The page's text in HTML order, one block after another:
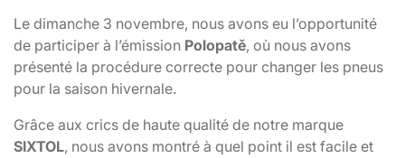
Le dimanche 3 novembre, nous avons eu l’opportunité
de participer à l’émission Polopatě, où nous avons
présenté la procédure correcte pour changer les pneus
pour la saison hivernale.
Grâce aux crics de haute qualité de notre marque
SIXTOL, nous avons montré à quel point il est facile et